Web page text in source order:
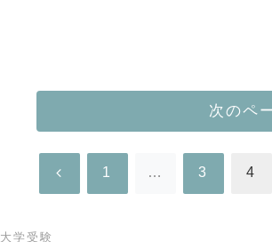
次のペ
前 1 … 3 4
大学受験